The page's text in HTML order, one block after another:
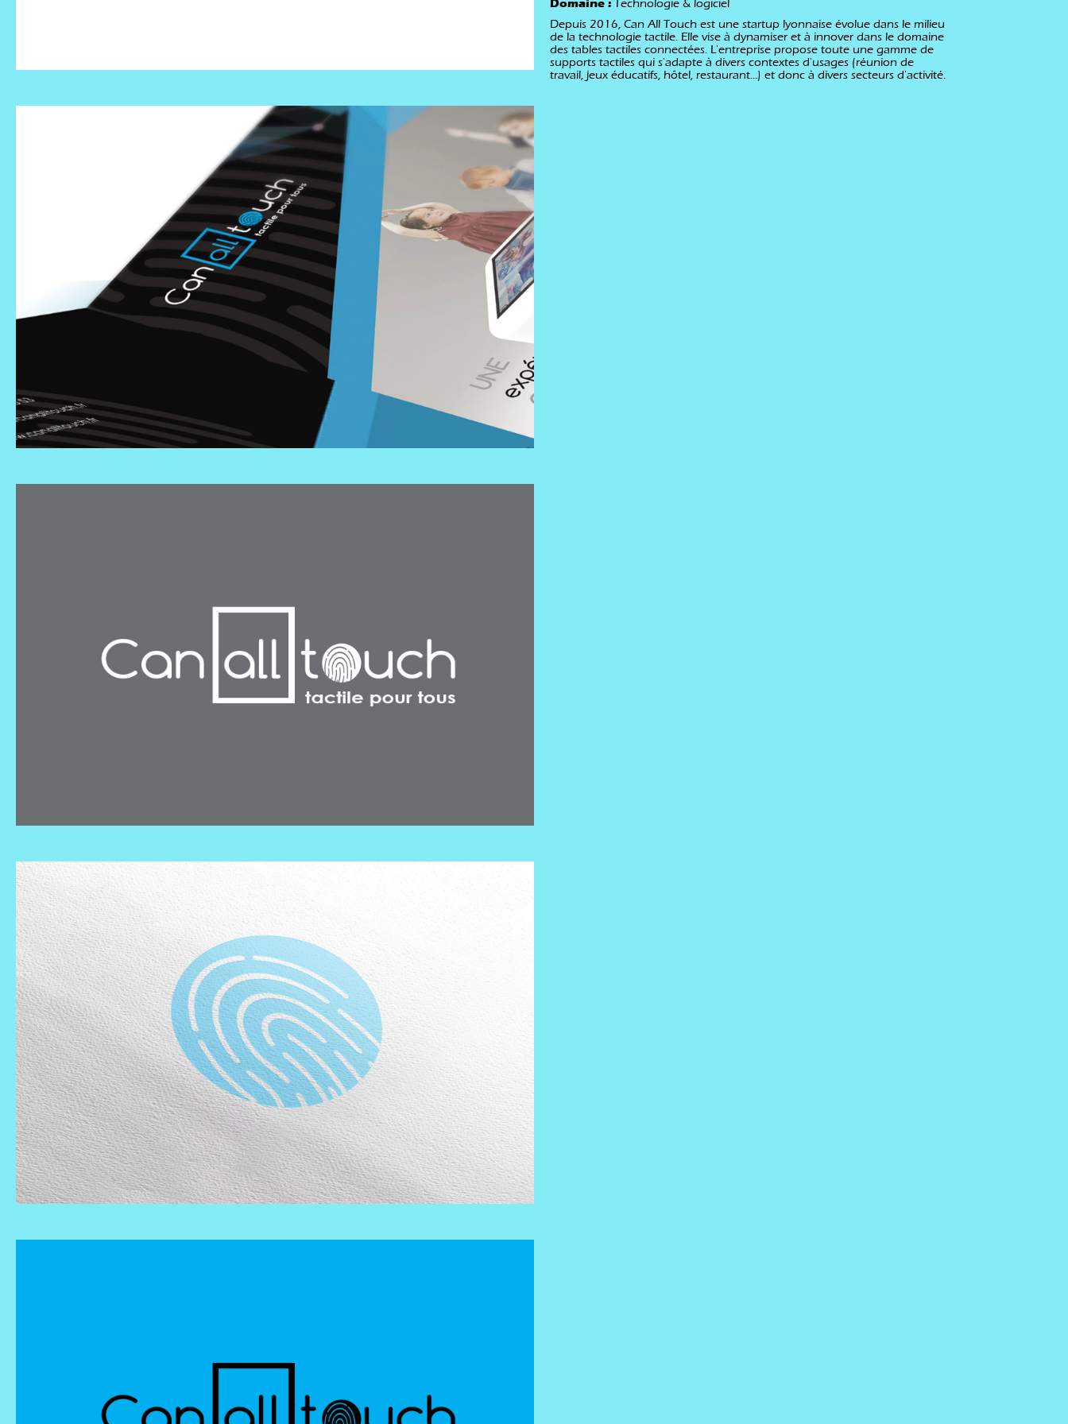
Domaine : Technologie & logiciel
Depuis 2016, Can All Touch est une startup lyonnaise évolue dans le milieu
de la technologie tactile. Elle vise à dynamiser et à innover dans le domaine
des tables tactiles connectées. L'entreprise propose toute une gamme de
supports tactiles qui s'adapte à divers contextes d'usages (réunion de
travail, jeux éducatifs, hôtel, restaurant...) et donc à divers secteurs d'activité.